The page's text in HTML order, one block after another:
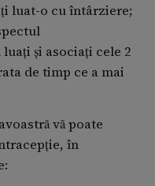
luat-o cu întârziere;
şi asociaţi cele 2
de timp ce a mai
vă poate
în